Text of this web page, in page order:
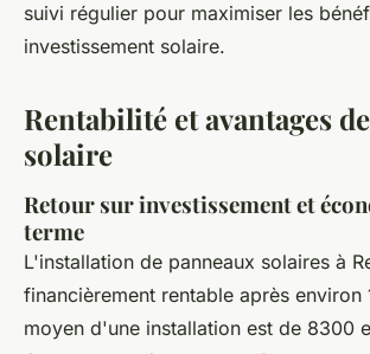
suivi régulier pour maximiser les
investissement solaire.
Rentabilité et avantages
solaire
Retour sur investissement et
terme
L'installation de panneaux solaires à
financièrement rentable après environ
moyen d'une installation est de 8300